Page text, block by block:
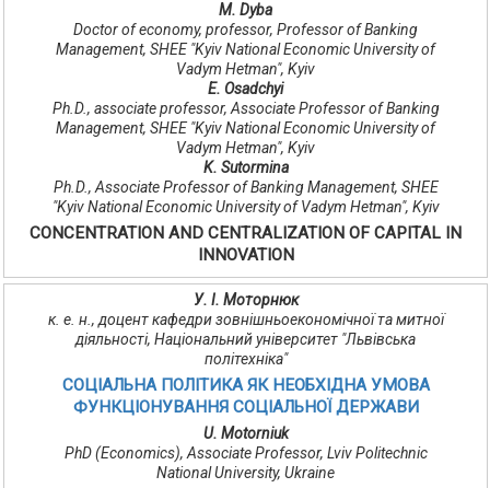
M. Dyba
Doctor of economy, professor, Professor of Banking
Management, SHEE "Kyiv National Economic University of
Vadym Hetman", Kyiv
Е. Osadchyi
Ph.D., associate professor, Associate Professor of Banking
Management, SHEE "Kyiv National Economic University of
Vadym Hetman", Kyiv
K. Sutormina
Ph.D., Associate Professor of Banking Management, SHEE
"Kyiv National Economic University of Vadym Hetman", Kyiv
CONCENTRATION AND CENTRALIZATION OF CAPITAL IN
INNOVATION
У. І. Моторнюк
к. е. н., доцент кафедри зовнішньоекономічної та митної
діяльності, Національний університет "Львівська
політехніка"
СОЦІАЛЬНА ПОЛІТИКА ЯК НЕОБХІДНА УМОВА
ФУНКЦІОНУВАННЯ СОЦІАЛЬНОЇ ДЕРЖАВИ
U. Motorniuk
PhD (Economics), Associate Professor, Lviv Politechnic
National University, Ukraine